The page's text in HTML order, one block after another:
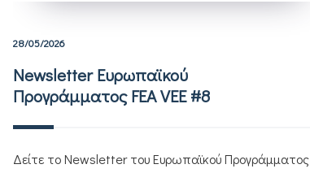
28/05/2026
Newsletter Ευρωπαϊκού
Προγράμματος FEA VEE #8
Δείτε το Newsletter του Ευρωπαϊκού Προγράμματος